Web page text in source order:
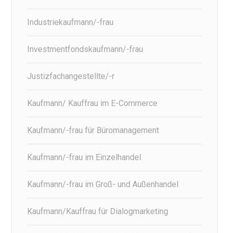
Industriekaufmann/-frau
Investmentfondskaufmann/-frau
Justizfachangestellte/-r
Kaufmann/ Kauffrau im E-Commerce
Kaufmann/-frau für Büromanagement
Kaufmann/-frau im Einzelhandel
Kaufmann/-frau im Groß- und Außenhandel
Kaufmann/Kauffrau für Dialogmarketing